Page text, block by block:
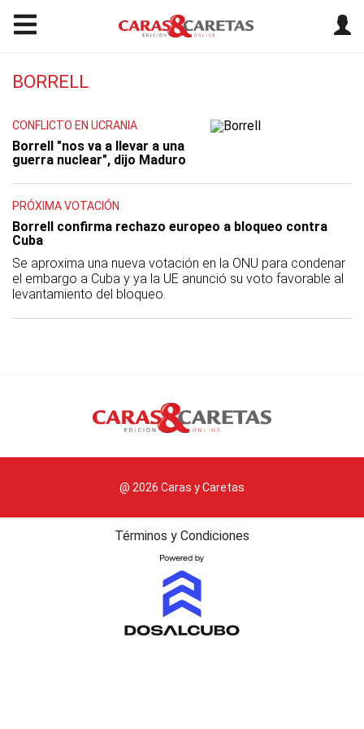
BORRELL
CONFLICTO EN UCRANIA
Borrell "nos va a llevar a una
guerra nuclear", dijo Maduro
PRÓXIMA VOTACIÓN
Borrell confirma rechazo europeo a bloqueo contra
Cuba
Se aproxima una nueva votación en la ONU para condenar
el embargo a Cuba y ya la UE anunció su voto favorable al
levantamiento del bloqueo.
@ 2026 Caras y Caretas
Términos y Condiciones